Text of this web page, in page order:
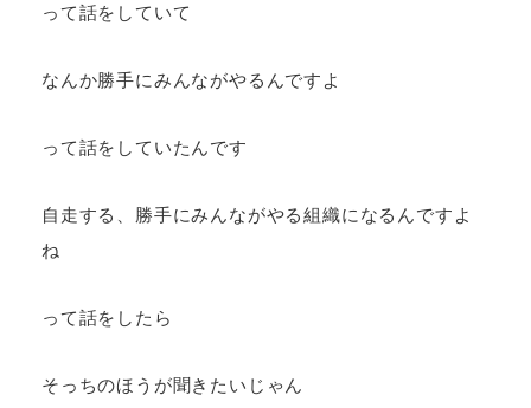
って話をしていて
なんか勝手にみんながやるんですよ
って話をしていたんです
自走する、勝手にみんながやる組織になるんですよ
ね
って話をしたら
そっちのほうが聞きたいじゃん